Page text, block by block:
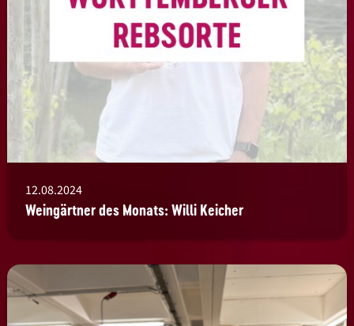
12.08.2024
Weingärtner des Monats: Willi Keicher